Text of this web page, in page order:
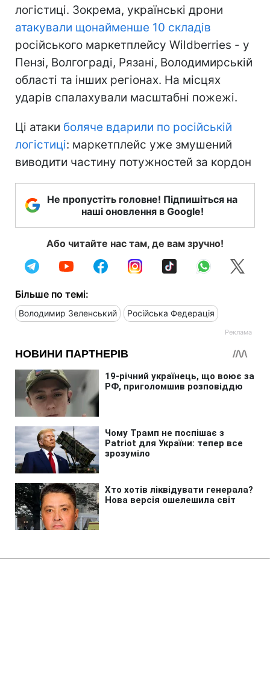
логістиці. Зокрема, українські дрони
атакували щонайменше 10 складів
російського маркетплейсу Wildberries - у
Пензі, Волгограді, Рязані, Володимирській
області та інших регіонах. На місцях
ударів спалахували масштабні пожежі.
Ці атаки боляче вдарили по російській
логістиці: маркетплейс уже змушений
виводити частину потужностей за кордон
Не пропустіть головне! Підпишіться на
наші оновлення в Google!
Або читайте нас там, де вам зручно!
Більше по темі:
Володимир Зеленський Російська Федерація